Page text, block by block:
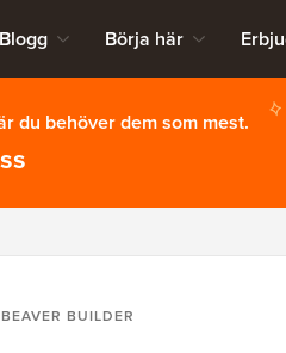
Blogg Börja här
du behöver dem som mest.
BEAVER BUILDER